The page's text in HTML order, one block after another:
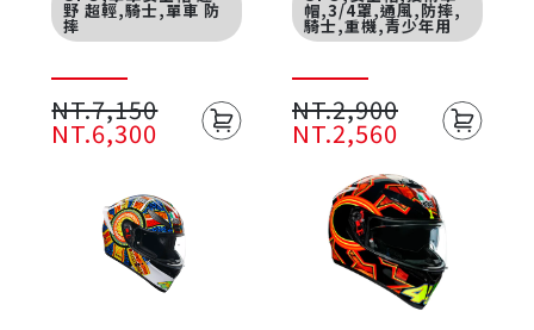
野 超輕,騎士,單車 防
摔
NT.7,150
NT.6,300
帽,3/4罩,通風,防摔,
騎士,重機,青少年用
NT.2,900
NT.2,560